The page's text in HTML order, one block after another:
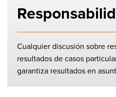
Cualquier discusión sobre
resultados de casos
garantiza resultados en